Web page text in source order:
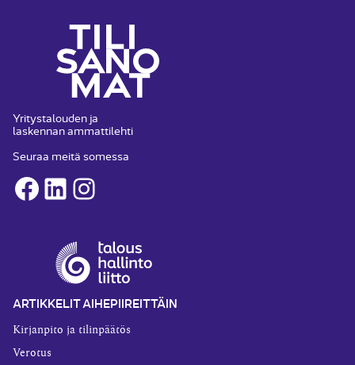
Yritystalouden ja
laskennan ammattilehti
Seuraa meitä somessa
Facebook
LinkedInInstagram
ARTIKKELIT AIHEPIIREITTÄIN
Kirjanpito ja tilinpäätös
Verotus